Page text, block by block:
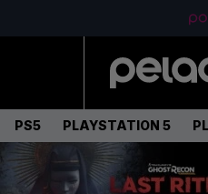
PS5 PLAYSTATION 5